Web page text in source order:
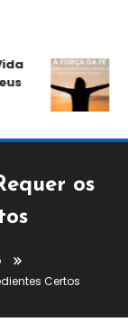
os
Certos